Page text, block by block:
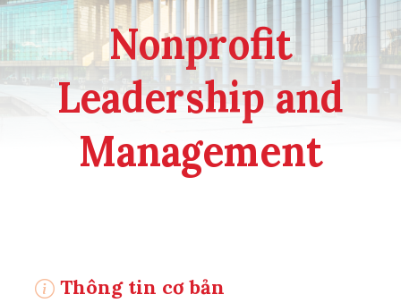
Nonprofit
Leadership and
Management
Thông tin cơ bản